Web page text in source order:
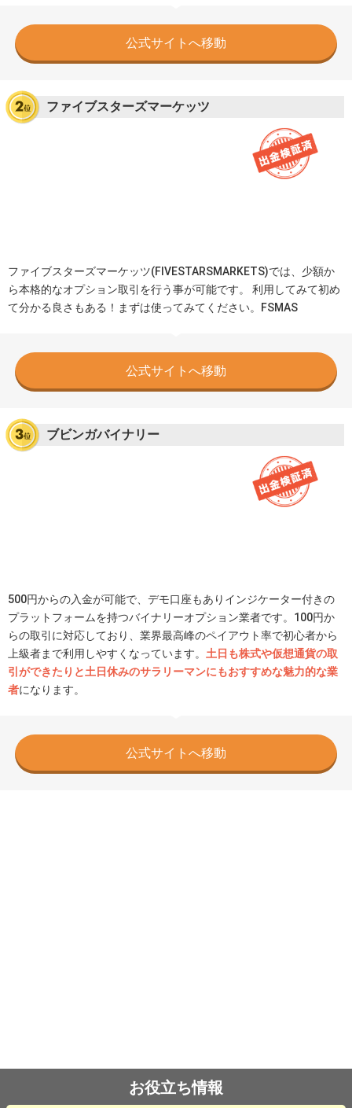
公式サイトへ移動
ファイブスターズマーケッツ
ファイブスターズマーケッツ(FIVESTARSMARKETS)では、少額か
ら本格的なオプション取引を行う事が可能です。 利用してみて初め
て分かる良さもある！まずは使ってみてください。FSMAS
公式サイトへ移動
ブビンガバイナリー
500円からの入金が可能で、デモ口座もありインジケーター付きの
プラットフォームを持つバイナリーオプション業者です。100円か
らの取引に対応しており、業界最高峰のペイアウト率で初心者から
上級者まで利用しやすくなっています。 土日も株式や仮想通貨の取
引ができたりと土日休みのサラリーマンにもおすすめな魅力的な業
者になります。
公式サイトへ移動
お役立ち情報